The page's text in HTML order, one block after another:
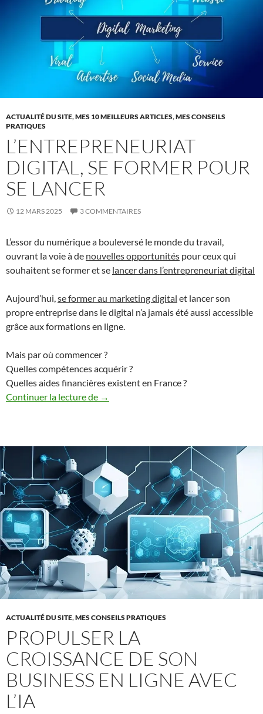
ACTUALITÉ DU SITE,MES 10 MEILLEURS ARTICLES,MES CONSEILS
PRATIQUES
L’ENTREPRENEURIAT
DIGITAL, SE FORMER POUR
SE LANCER
12 MARS 2025 3 COMMENTAIRES
L’essor du numérique a bouleversé le monde du travail,
ouvrant la voie à de nouvelles opportunités pour ceux qui
souhaitent se former et se lancer dans l’entrepreneuriat digital
Aujourd’hui,se former au marketing digital et lancer son
propre entreprise dans le digital n’a jamais été aussi accessible
grâce aux formations en ligne.
Mais par où commencer ?
Quelles compétences acquérir ?
Quelles aides financières existent en France ?
Continuer la lecture de L’entrepreneuriat digital, Se former pour
→
ACTUALITÉ DU SITE,MES CONSEILS PRATIQUES
PROPULSER LA
CROISSANCE DE SON
BUSINESS EN LIGNE AVEC
L’IA